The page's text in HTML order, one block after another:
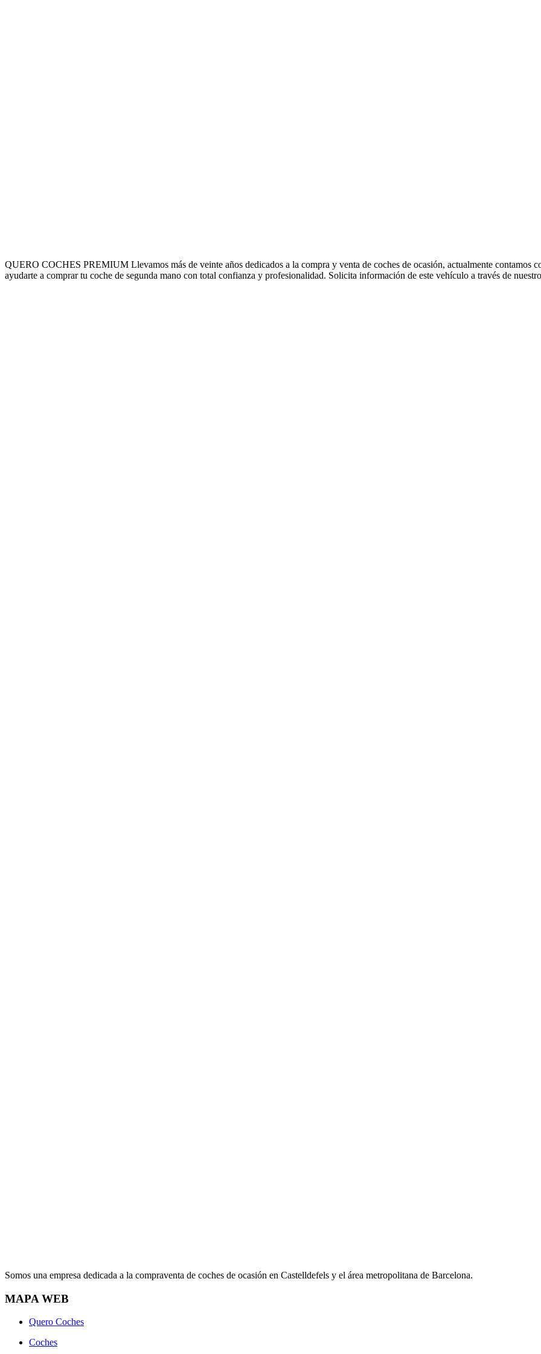
QUERO COCHES PREMIUM Llevamos más de veinte años dedicados a la compra y venta de coches de ocasión, actualmente contamos
ayudarte a comprar tu coche de segunda mano con total confianza y profesionalidad. Solicita información de este vehículo a través de
Somos una empresa dedicada a la compraventa de coches de ocasión en Castelldefels y el área metropolitana de Barcelona.
MAPA WEB
Quero Coches
Coches